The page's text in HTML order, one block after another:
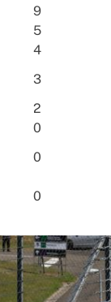
9
5
4
3
2
0
0
0